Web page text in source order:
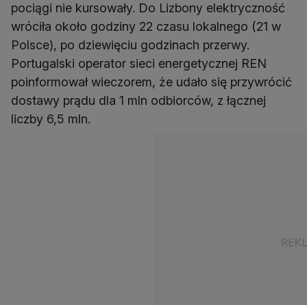
pociągi nie kursowały. Do Lizbony elektryczność
wróciła około godziny 22 czasu lokalnego (21 w
Polsce), po dziewięciu godzinach przerwy.
Portugalski operator sieci energetycznej REN
poinformował wieczorem, że udało się przywrócić
dostawy prądu dla 1 mln odbiorców, z łącznej
liczby 6,5 mln.